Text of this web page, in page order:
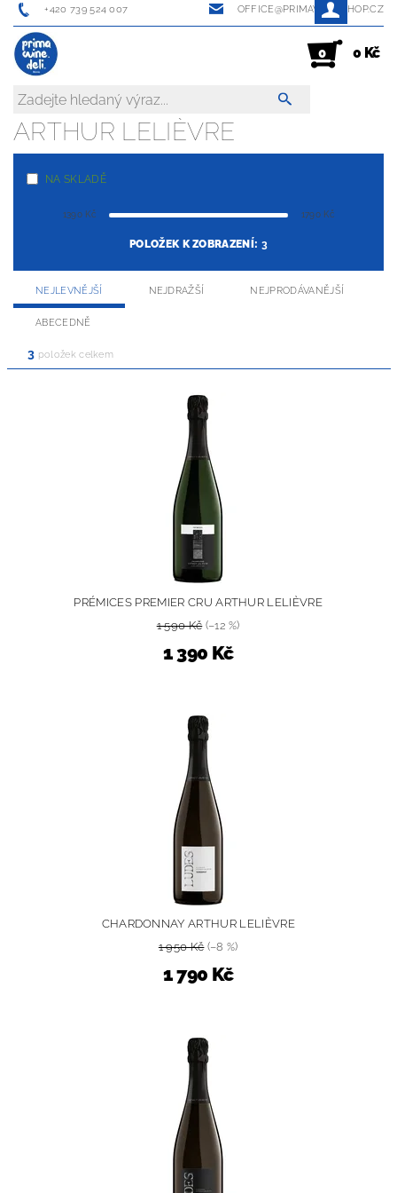
+420 739 524 007 OFFICE@PRIMAWINESHOP.CZ
0 0 Kč
ARTHUR LELIÈVRE
NA SKLADĚ
1390 Kč 1790 Kč
POLOŽEK K ZOBRAZENÍ: 3
NEJLEVNĚJŠÍ NEJDRAŽŠÍ NEJPRODÁVANĚJŠÍ
ABECEDNĚ
3 položek celkem
PRÉMICES PREMIER CRU ARTHUR LELIÈVRE
1 590 Kč(–12 %)
1 390 Kč
CHARDONNAY ARTHUR LELIÈVRE
1 950 Kč(–8 %)
1 790 Kč